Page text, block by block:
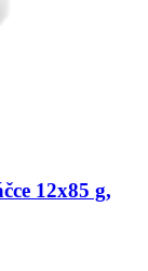
12x85 g,